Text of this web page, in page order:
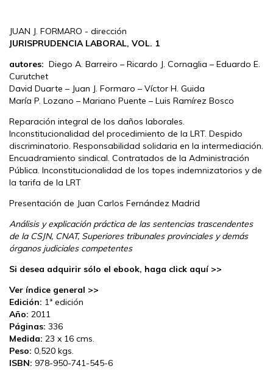
JUAN J. FORMARO - dirección
JURISPRUDENCIA LABORAL, VOL. 1
autores: Diego A. Barreiro – Ricardo J. Cornaglia – Eduardo E.
Curutchet
David Duarte – Juan J. Formaro – Víctor H. Guida
María P. Lozano – Mariano Puente – Luis Ramírez Bosco
Reparación integral de los daños laborales.
Inconstitucionalidad del procedimiento de la LRT. Despido
discriminatorio. Responsabilidad solidaria en la intermediación.
Encuadramiento sindical. Contratados de la Administración
Pública. Inconstitucionalidad de los topes indemnizatorios y de
la tarifa de la LRT
Presentación de Juan Carlos Fernández Madrid
Análisis y explicación práctica de las sentencias trascendentes
de la CSJN, CNAT, Superiores tribunales provinciales y demás
órganos judiciales competentes
Si desea adquirir sólo el ebook, haga click aquí >>
Ver índice general >>
Edición: 1ª edición
Año: 2011
Páginas: 336
Medida: 23 x 16 cms.
Peso: 0,520 kgs.
ISBN: 978-950-741-545-6